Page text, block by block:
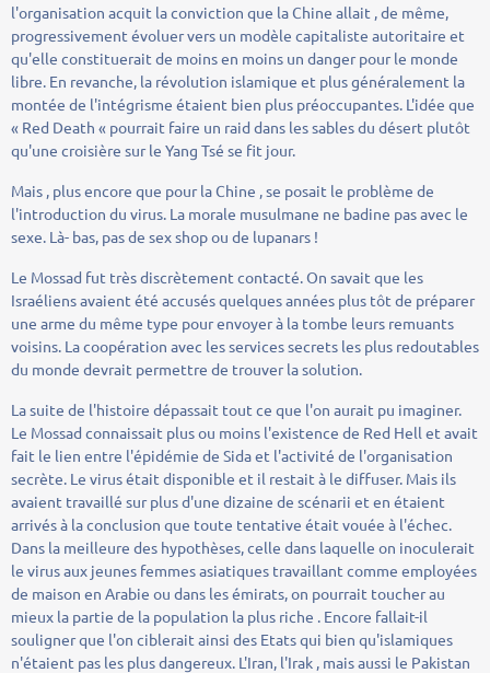
l'organisation acquit la conviction que la Chine allait , de même,
progressivement évoluer vers un modèle capitaliste autoritaire et
qu'elle constituerait de moins en moins un danger pour le monde
libre. En revanche, la révolution islamique et plus généralement la
montée de l'intégrisme étaient bien plus préoccupantes. L'idée que
« Red Death « pourrait faire un raid dans les sables du désert plutôt
qu'une croisière sur le Yang Tsé se fit jour.
Mais , plus encore que pour la Chine , se posait le problème de
l'introduction du virus. La morale musulmane ne badine pas avec le
sexe. Là- bas, pas de sex shop ou de lupanars !
Le Mossad fut très discrètement contacté. On savait que les
Israéliens avaient été accusés quelques années plus tôt de préparer
une arme du même type pour envoyer à la tombe leurs remuants
voisins. La coopération avec les services secrets les plus redoutables
du monde devrait permettre de trouver la solution.
La suite de l'histoire dépassait tout ce que l'on aurait pu imaginer.
Le Mossad connaissait plus ou moins l'existence de Red Hell et avait
fait le lien entre l'épidémie de Sida et l'activité de l'organisation
secrète. Le virus était disponible et il restait à le diffuser. Mais ils
avaient travaillé sur plus d'une dizaine de scénarii et en étaient
arrivés à la conclusion que toute tentative était vouée à l'échec.
Dans la meilleure des hypothèses, celle dans laquelle on inoculerait
le virus aux jeunes femmes asiatiques travaillant comme employées
de maison en Arabie ou dans les émirats, on pourrait toucher au
mieux la partie de la population la plus riche . Encore fallait-il
souligner que l'on ciblerait ainsi des Etats qui bien qu'islamiques
n'étaient pas les plus dangereux. L'Iran, l'Irak , mais aussi le Pakistan